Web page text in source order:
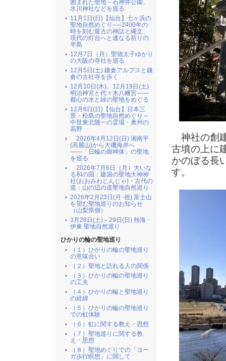
神社の創
古墳の上に
かのぼる長
す。
囲まれた聖地－石神井公園、
氷川神社などを巡る
11月1日(日)【仙台】七ヶ浜の
聖地自然めぐり──2400年の
時を刻む最古の神話と縄文、
現代の灯台へと連なる祈りの
半島
12月7日（月）聖徳太子ゆかり
の大阪の寺社を巡る
12月5日(土) 鎌倉アルプスと鎌
倉の古社寺を歩く
12月10日(木)、12月19日(土)
明治神宮と代々木八幡宮――
都心の水と緑の聖地をめぐる
12月6日(日)【仙台】日本三
景・松島の聖地自然めぐり～
中世東北随一の霊場・奥州の
高野
2026年4月12日(日) 湘南平
(高麗山)から大磯海岸へ
――「日輪の御神体」の聖地
を巡る
2026年7月6日（月）大いな
る和の国：建国の聖地大神神
社(おおみわじんじゃ)・古代の
道：山の辺の道聖地自然巡り
2026年2月23日(月･祝) 富士山
を望む聖地巡りのお知らせ
（山梨県側）
3月28日(土)～29日(日) 熱海・
伊東 聖地自然巡り
ひかりの輪の聖地巡り
（１）ひかりの輪の聖地巡り
の意味合い
（２）聖地と訪れる人の関係
（３）ひかりの輪の聖地巡り
の工夫
（４）ひかりの輪と聖地巡り
の経緯
（５）ひかりの輪の聖地巡り
での虹体験
（６）虹に関する教え・思想
（７）聖地巡りに関する教
え・思想
（８）聖地めぐりでの「ヨー
ガ歩行瞑想」に関して